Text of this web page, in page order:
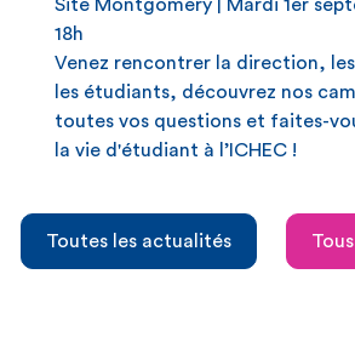
Site Montgomery | Mardi 1er
18h
Venez rencontrer la direction,
les étudiants, découvrez nos
toutes vos questions et faites-
la vie d'étudiant à l’ICHEC !
Toutes les actualités